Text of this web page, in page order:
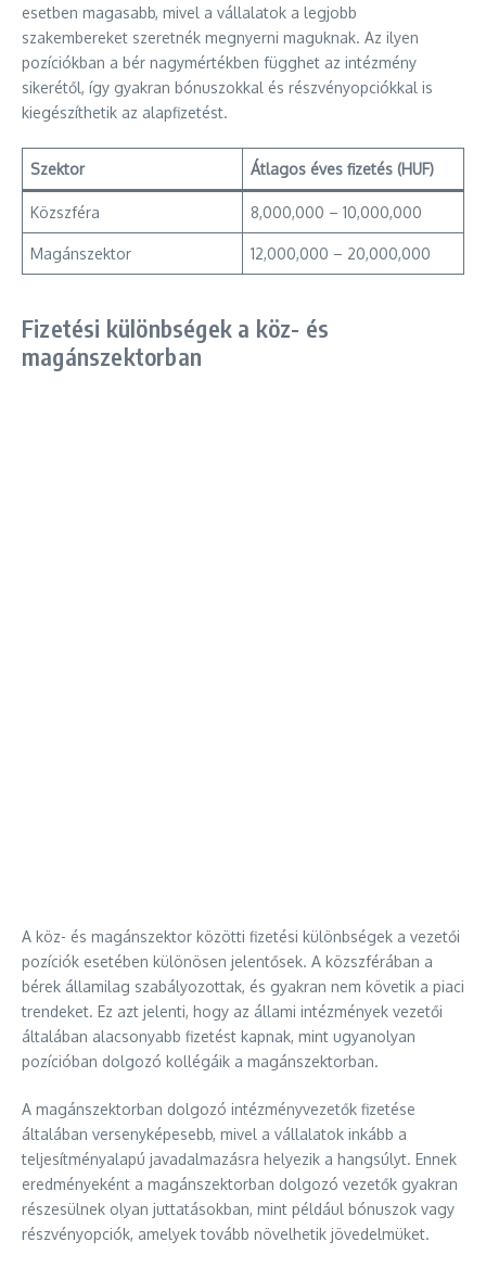
esetben magasabb, mivel a vállalatok a legjobb
szakembereket szeretnék megnyerni maguknak. Az ilyen
pozíciókban a bér nagymértékben függhet az intézmény
sikerétől, így gyakran bónuszokkal és részvényopciókkal is
kiegészíthetik az alapfizetést.
Szektor Átlagos éves fizetés (HUF)
Közszféra 8,000,000 – 10,000,000
Magánszektor 12,000,000 – 20,000,000
Fizetési különbségek a köz- és
magánszektorban
A köz- és magánszektor közötti fizetési különbségek a vezetői
pozíciók esetében különösen jelentősek. A közszférában a
bérek államilag szabályozottak, és gyakran nem követik a piaci
trendeket. Ez azt jelenti, hogy az állami intézmények vezetői
általában alacsonyabb fizetést kapnak, mint ugyanolyan
pozícióban dolgozó kollégáik a magánszektorban.
A magánszektorban dolgozó intézményvezetők fizetése
általában versenyképesebb, mivel a vállalatok inkább a
teljesítményalapú javadalmazásra helyezik a hangsúlyt. Ennek
eredményeként a magánszektorban dolgozó vezetők gyakran
részesülnek olyan juttatásokban, mint például bónuszok vagy
részvényopciók, amelyek tovább növelhetik jövedelmüket.